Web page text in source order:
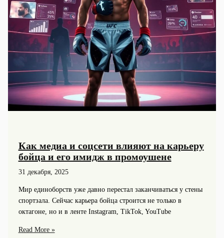
Как медиа и соцсети влияют на карьеру
бойца и его имидж в промоушене
31 декабря, 2025
Мир единоборств уже давно перестал заканчиваться у стены
спортзала. Сейчас карьера бойца строится не только в
октагоне, но и в ленте Instagram, TikTok, YouTube
Как
Read More »